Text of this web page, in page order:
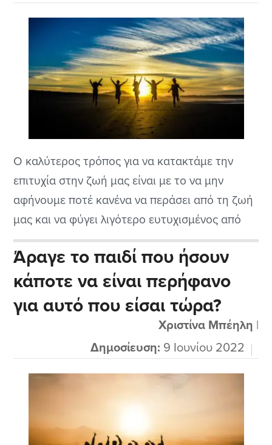
Ο καλύτερος τρόπος για να κατακτάμε την
επιτυχία στην ζωή μας είναι με το να μην
αφήνουμε ποτέ κανένα να περάσει από τη ζωή
μας και να φύγει λιγότερο ευτυχισμένος από
ότι ήρθε σε εμάς.
Άραγε το παιδί που ήσουν
κάποτε να είναι περήφανο
για αυτό που είσαι τώρα?
Χριστίνα Μπέηλη |
Δημοσίευση: 9 Ιουνίου 2022